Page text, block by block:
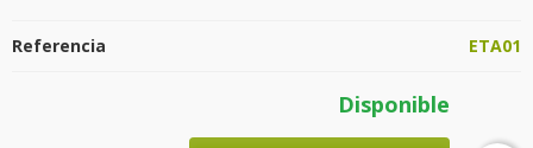
Referencia ETA01
Disponible